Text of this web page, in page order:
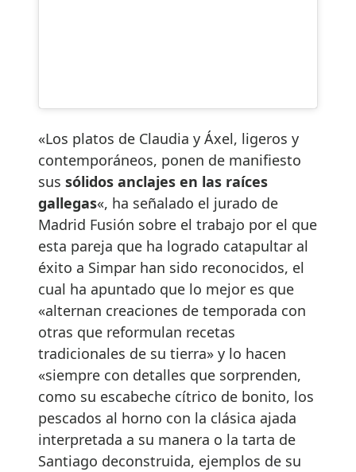
«Los platos de Claudia y Áxel, ligeros y
contemporáneos, ponen de manifiesto
sus sólidos anclajes en las raíces
gallegas«, ha señalado el jurado de
Madrid Fusión sobre el trabajo por el que
esta pareja que ha logrado catapultar al
éxito a Simpar han sido reconocidos, el
cual ha apuntado que lo mejor es que
«alternan creaciones de temporada con
otras que reformulan recetas
tradicionales de su tierra» y lo hacen
«siempre con detalles que sorprenden,
como su escabeche cítrico de bonito, los
pescados al horno con la clásica ajada
interpretada a su manera o la tarta de
Santiago deconstruida, ejemplos de su